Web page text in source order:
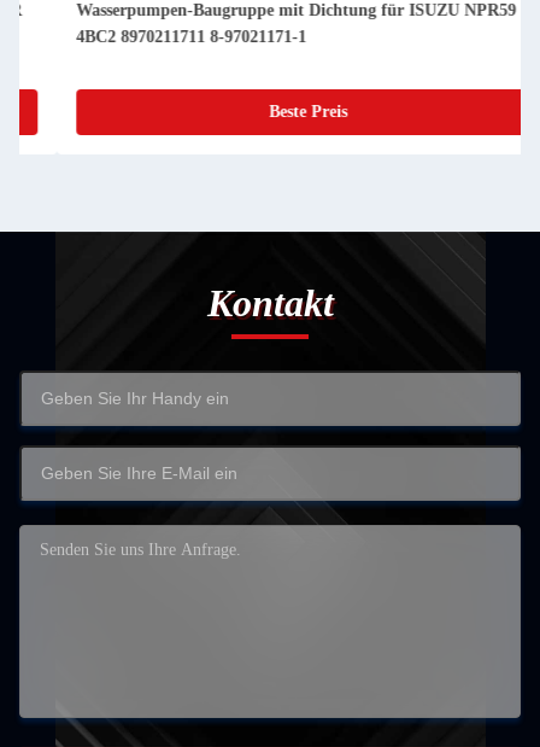
Wasserpumpen-Baugruppe mit Dichtung für ISUZU NPR59
4BC2 8970211711 8-97021171-1
Beste Preis
Kontakt